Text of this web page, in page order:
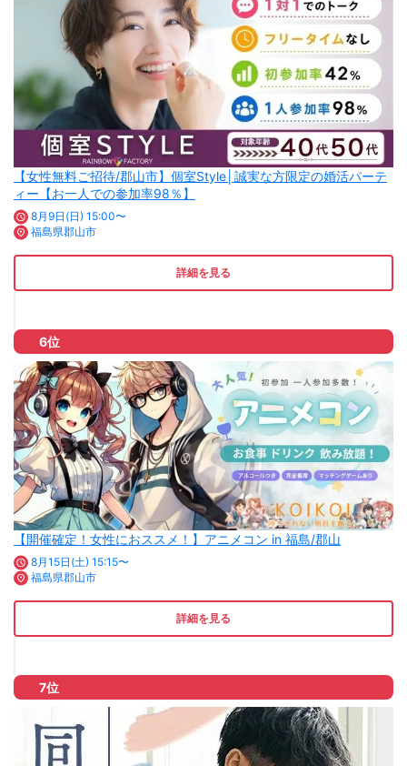
【女性無料ご招待/郡山市】個室Style│誠実な方限定の婚活パーテ
ィー【お一人での参加率98％】
8月9日(日) 15:00〜
福島県郡山市
詳細を見る
6位
【開催確定！女性におススメ！】アニメコン in 福島/郡山
8月15日(土) 15:15〜
福島県郡山市
詳細を見る
7位